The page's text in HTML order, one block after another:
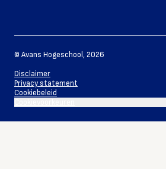
© Avans Hogeschool ,2026
Disclaimer
Privacy statement
Cookiebeleid